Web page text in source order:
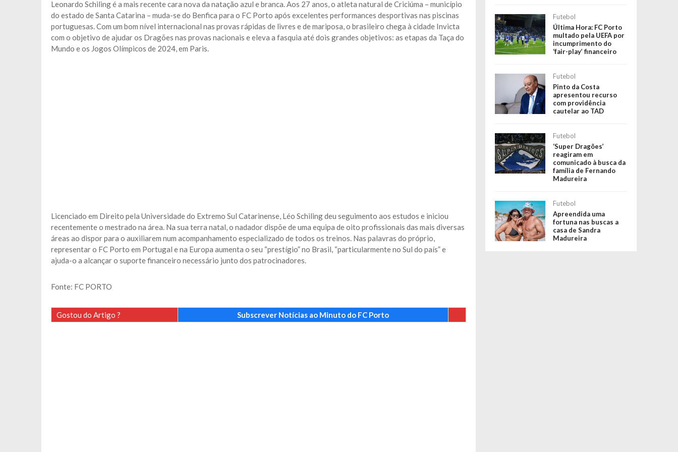
Leonardo Schiling é a mais recente cara nova da natação azul e branca. Aos 27 anos, o atleta natural de Criciúma – município
do estado de Santa Catarina – muda-se do Benfica para o FC Porto após excelentes performances desportivas nas piscinas
portuguesas. Com um bom nível internacional nas provas rápidas de livres e de mariposa, o brasileiro chega à cidade Invicta
com o objetivo de ajudar os Dragões nas provas nacionais e eleva a fasquia até dois grandes objetivos: as etapas da Taça do
Mundo e os Jogos Olímpicos de 2024, em Paris.
Licenciado em Direito pela Universidade do Extremo Sul Catarinense, Léo Schiling deu seguimento aos estudos e iniciou
recentemente o mestrado na área. Na sua terra natal, o nadador dispõe de uma equipa de oito profissionais das mais diversas
áreas ao dispor para o auxiliarem num acompanhamento especializado de todos os treinos. Nas palavras do próprio,
representar o FC Porto em Portugal e na Europa aumenta o seu “prestígio” no Brasil, “particularmente no Sul do país” e
ajuda-o a alcançar o suporte financeiro necessário junto dos patrocinadores.
Fonte: FC PORTO
Gostou do Artigo ? Subscrever Notícias ao Minuto do FC Porto
Futebol
Última Hora: FC Porto
multado pela UEFA por
incumprimento do
‘fair-play’ financeiro
Futebol
Pinto da Costa
apresentou recurso
com providência
cautelar ao TAD
Futebol
‘Super Dragões’
reagiram em
comunicado à busca da
família de Fernando
Madureira
Futebol
Apreendida uma
fortuna nas buscas a
casa de Sandra
Madureira